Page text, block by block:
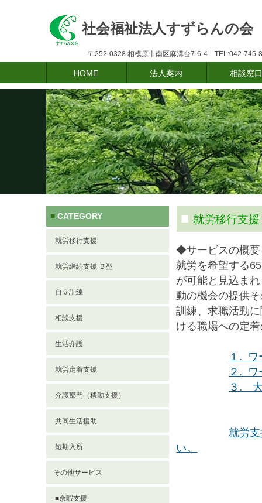
社会福祉法人すずらんの会
〒252-0328 相模原市南区麻溝台
HOME 法人案内 相談窓
■ CATEGORY
就労移行支援
就労継続支援 Ｂ型
自立訓練
相談支援
生活介護
就労定着支援
介護部門（移動支援）
共同生活援助
短期入所
その他サービス
■余暇支援
■ 就労移行支援
◆サービスの概要
就労を希望する
が可能と見込ま
動の機会の提供
訓練、求職活動
ける職場への定
１. ワ
２. ワ
３. 大
就労
い。